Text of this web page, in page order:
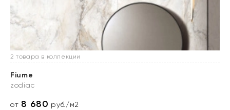
2 товара в коллекции
Fiume
zodiac
от 8 680 руб./м2